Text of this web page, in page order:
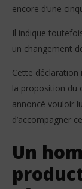
encore d’une
Il indique
un changement
Cette déclaration
la proposition du
annoncé vouloir
d’accompagner
Un